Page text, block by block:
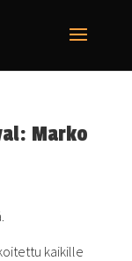
Marko
kaikille